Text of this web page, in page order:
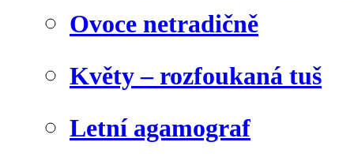
Ovoce netradičně
Květy – rozfoukaná tuš
Letní agamograf